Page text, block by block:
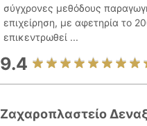
σύγχρονες μεθόδους
επιχείρηση, με αφετηρία το
επικεντρωθεί ...
9.4
Ζαχαροπλαστείο